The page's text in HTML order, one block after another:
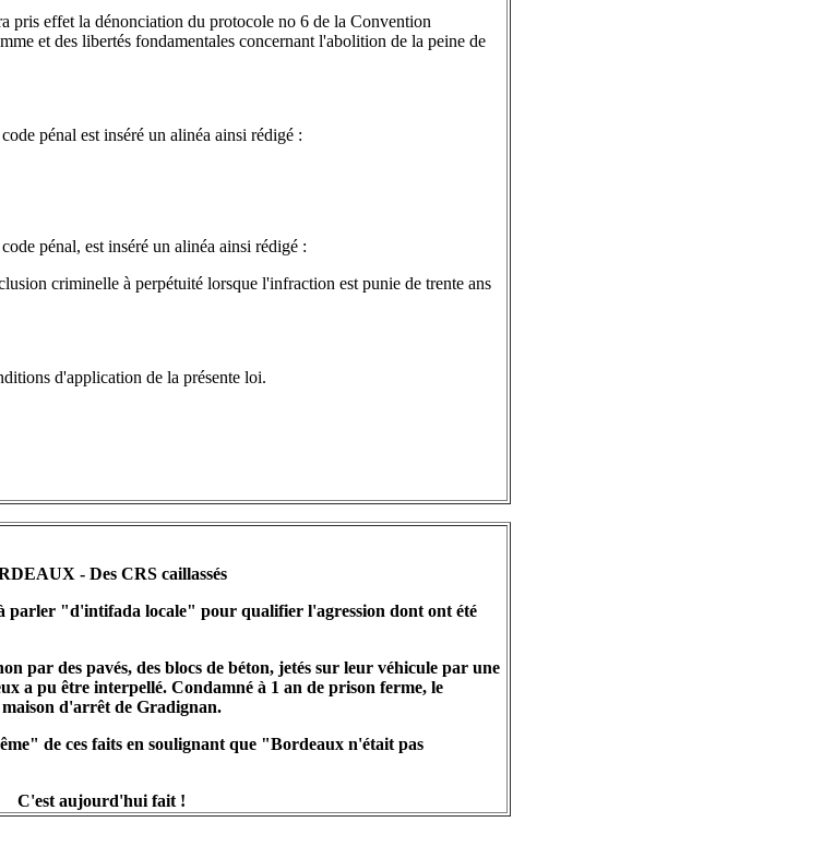
pris effet la dénonciation du protocole no 6 de la Convention
et des libertés fondamentales concernant l'abolition de la peine de
pénal est inséré un alinéa ainsi rédigé :
pénal, est inséré un alinéa ainsi rédigé :
criminelle à perpétuité lorsque l'infraction est punie de trente ans
d'application de la présente loi.
- Des CRS caillassés
parler "d'intifada locale" pour qualifier l'agression dont ont été
par des pavés, des blocs de béton, jetés sur leur véhicule par une
a pu être interpellé. Condamné à 1 an de prison ferme, le
d'arrêt de Gradignan.
de ces faits en soulignant que "Bordeaux n'était pas
C'est aujourd'hui fait !